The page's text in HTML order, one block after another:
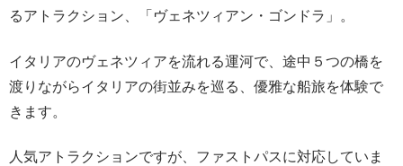
るアトラクション、「ヴェネツィアン・ゴンドラ」。
イタリアのヴェネツィアを流れる運河で、途中５つの橋を
渡りながらイタリアの街並みを巡る、優雅な船旅を体験で
きます。
人気アトラクションですが、ファストパスに対応していま